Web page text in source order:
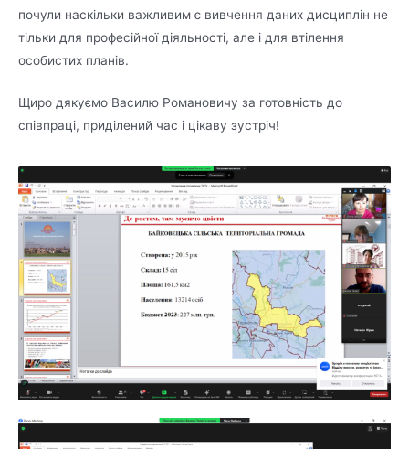
почули наскільки важливим є вивчення даних дисциплін не
тільки для професійної діяльності, але і для втілення
особистих планів.
Щиро дякуємо Василю Романовичу за готовність до
співпраці, приділений час і цікаву зустріч!